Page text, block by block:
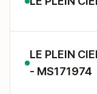
LE PLEIN
- MS171974